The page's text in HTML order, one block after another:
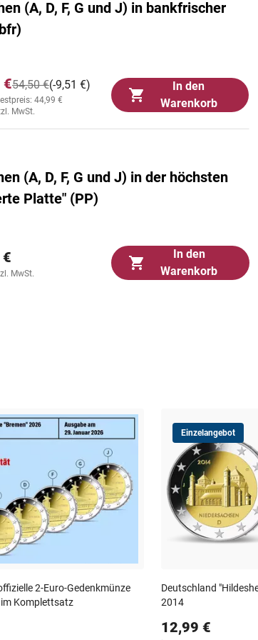
(A, D, F, G und J) in bankfrischer
€ (-9,51 €)
54,50 €
44,99 €
MwSt.
In den
Warenkorb
(A, D, F, G und J) in der höchsten
Platte" (PP)
MwSt.
In den
Warenkorb
2-Euro-Gedenkmünze
im Komplettsatz
Einzelangebot
Deutschland
2014
12,99 €